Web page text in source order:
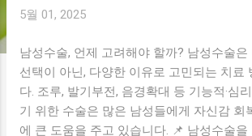
5월 01, 2025
남성수술, 언제 고려해야 할까? 남성수술은
선택이 아닌, 다양한 이유로 고민되는 치료
다. 조루, 발기부전, 음경확대 등 기능적·심
기 위한 수술은 많은 남성들에게 자신감 회
에 큰 도움을 주고 있습니다. 📌 남성수술을